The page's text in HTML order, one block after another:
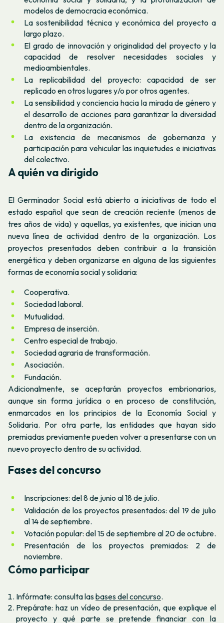
modelos de democracia económica.
La sostenibilidad técnica y económica del proyecto a
largo plazo.
El grado de innovación y originalidad del proyecto y la
capacidad de resolver necesidades sociales y
medioambientales.
La replicabilidaddel proyecto: capacidad de ser
replicado en otros lugares y/o por otros agentes.
La sensibilidad y conciencia hacia la mirada de género y
el desarrollo de acciones para garantizar la diversidad
dentro de la organización.
La existencia de mecanismos de gobernanza y
participación para vehicular las inquietudes e iniciativas
del colectivo.
A quién va dirigido
El Germinador Social está abierto a iniciativas de todo el
estado español que sean de creación reciente (menos de
tres años de vida) y aquellas, ya existentes, que inician una
nueva línea de actividad dentro de la organización. Los
proyectos presentados deben contribuir a la transición
energética y deben organizarse en alguna de las siguientes
formas de economía social y solidaria:
Cooperativa.
Sociedad laboral.
Mutualidad.
Empresa de inserción.
Centro especial de trabajo.
Sociedad agraria de transformación.
Asociación.
Fundación.
Adicionalmente, se aceptarán proyectos embrionarios,
aunque sin forma jurídica o en proceso de constitución,
enmarcados en los principios de la Economía Social y
Solidaria. Por otra parte, las entidades que hayan sido
premiadas previamente pueden volver a presentarse con un
nuevo proyecto dentro de su actividad.
Fases del concurso
Inscripciones: del 8 de junio al 18 de julio.
Validación de los proyectos presentados: del 19 de julio
al 14 de septiembre.
Votación popular: del 15 de septiembre al 20 de octubre.
Presentación de los proyectos premiados: 2 de
noviembre.
Cómo participar
Infórmate: consulta lasbases del concurso.
Prepárate: haz un vídeo de presentación, que explique el
proyecto y qué parte se pretende financiar con la